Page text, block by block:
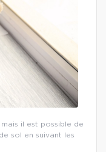
il est possible de
sol en suivant les